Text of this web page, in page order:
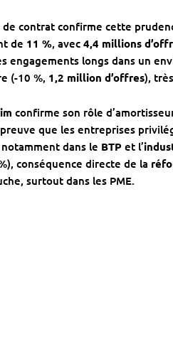
de contrat confirme cette
de 11 %, avec 4,4 millions
engagements longs dans un
(-10 %, 1,2 million d’offres),
confirme son rôle
que les entreprises
dans le BTP et l’
conséquence directe de la
surtout dans les PME.